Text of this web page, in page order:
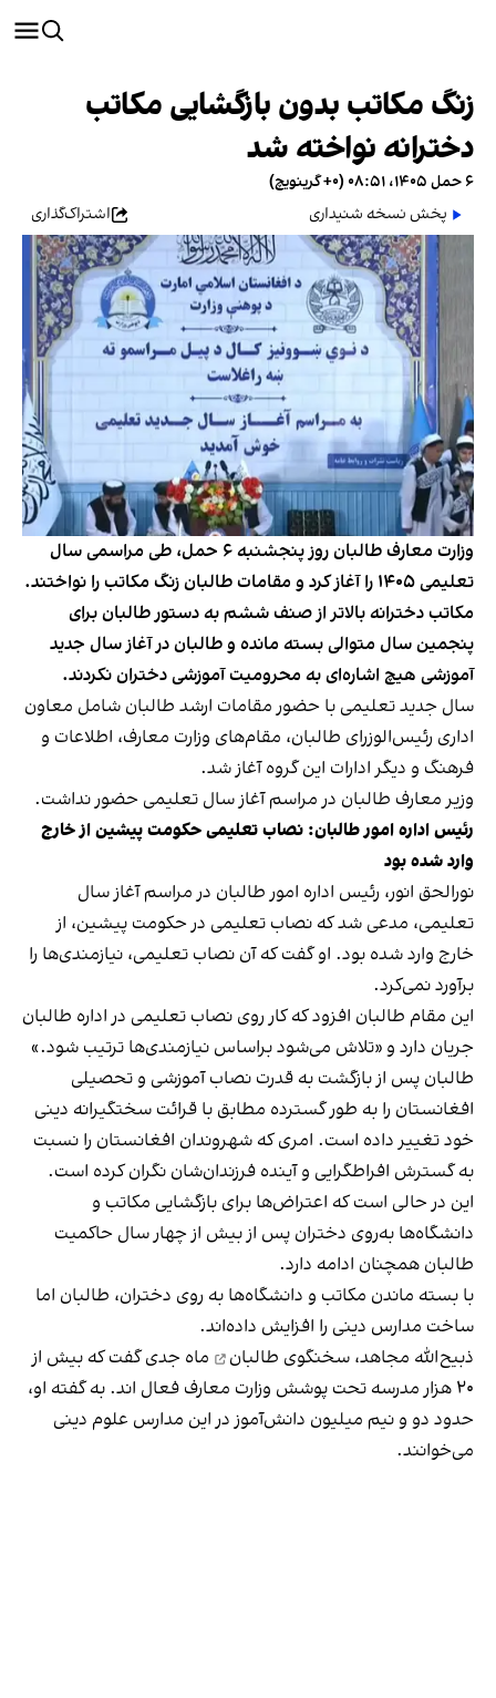
زنگ مکاتب بدون بازگشایی مکاتب
دخترانه نواخته شد
۶ حمل ۱۴۰۵، ۰۸:۵۱ (‎+۰ گرینویچ)
پخش نسخه شنیداری
اشتراک‌گذاری
وزارت معارف طالبان روز پنجشنبه ۶ حمل، طی مراسمی سال
تعلیمی ۱۴۰۵ را آغاز کرد و مقامات طالبان زنگ مکاتب را نواختند.
مکاتب دخترانه بالاتر از صنف ششم به دستور طالبان برای
پنجمین سال متوالی بسته مانده و طالبان در آغاز سال جدید
آموزشی هیچ اشاره‌ای به محرومیت آموزشی دختران نکردند.
سال جدید تعلیمی با حضور مقامات ارشد طالبان شامل معاون
اداری رئیس‌الوزرای طالبان، مقام‌های وزارت معارف، اطلاعات و
فرهنگ و دیگر ادارات این گروه آغاز شد.
وزیر معارف طالبان در مراسم آغاز سال تعلیمی حضور نداشت.
رئیس اداره امور طالبان: نصاب تعلیمی حکومت پیشین از خارج
وارد شده بود
نورالحق انور، رئیس اداره امور طالبان در مراسم آغاز سال
تعلیمی، مدعی شد که نصاب تعلیمی در حکومت پیشین، از
خارج وارد شده بود. او گفت که آن نصاب تعلیمی، نیازمندی‌ها را
برآورد نمی‌کرد.
این مقام طالبان افزود که کار روی نصاب تعلیمی در اداره طالبان
جریان دارد و «تلاش می‌شود براساس نیازمندی‌ها ترتیب شود.»
طالبان پس از بازگشت به قدرت نصاب آموزشی و تحصیلی
افغانستان را به طور گسترده مطابق با قرائت سختگیرانه دینی
خود تغییر داده است. امری که شهروندان افغانستان را نسبت
به گسترش افراطگرایی و آینده فرزندان‌شان نگران کرده است.
این در حالی است که اعتراض‌ها برای بازگشایی مکاتب و
دانشگاه‌ها به‌روی دختران پس از بیش از چهار سال حاکمیت
طالبان همچنان ادامه دارد.
با بسته ماندن مکاتب و دانشگاه‌ها به روی دختران، طالبان اما
ساخت مدارس دینی را افزایش داده‌اند.
ذبیح‌الله مجاهد، سخنگوی طالبان
ماه جدی گفت که بیش از
۲۰ هزار مدرسه تحت پوشش وزارت معارف فعال اند. به گفته او،
حدود دو و نیم میلیون دانش‌آموز در این مدارس علوم دینی
می‌خوانند.